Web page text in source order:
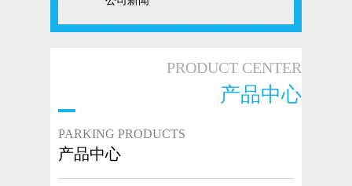
PRODUCT CENTER
产品中心
PARKING PRODUCTS
产品中心